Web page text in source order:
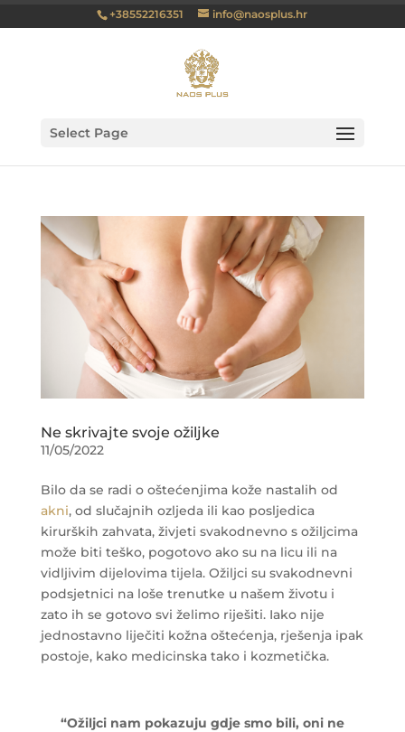
+38552216351 info@naosplus.hr
Select Page
Ne skrivajte svoje ožiljke
11/05/2022
Bilo da se radi o oštećenjima kože nastalih od
akni, od slučajnih ozljeda ili kao posljedica
kirurških zahvata, živjeti svakodnevno s ožiljcima
može biti teško, pogotovo ako su na licu ili na
vidljivim dijelovima tijela. Ožiljci su svakodnevni
podsjetnici na loše trenutke u našem životu i
zato ih se gotovo svi želimo riješiti. Iako nije
jednostavno liječiti kožna oštećenja, rješenja ipak
postoje, kako medicinska tako i kozmetička.
“Ožiljci nam pokazuju gdje smo bili, oni ne